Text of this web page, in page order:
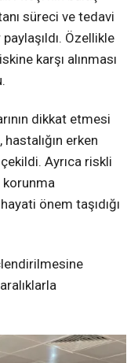
süreci ve tedavi
Özellikle
karşı alınması
dikkat etmesi
erken
Ayrıca riskli
korunma
önem taşıdığı